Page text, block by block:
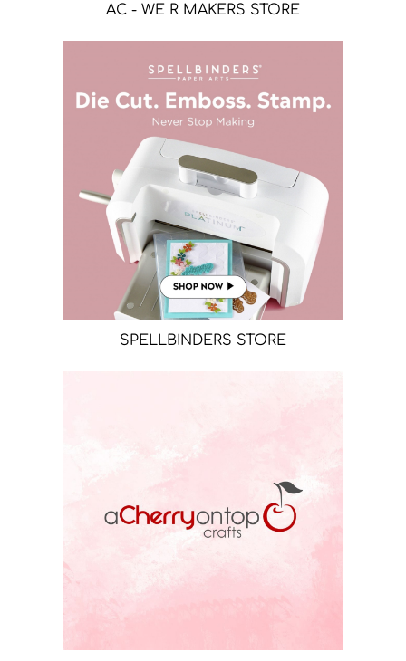
AC - WE R MAKERS STORE
SPELLBINDERS STORE